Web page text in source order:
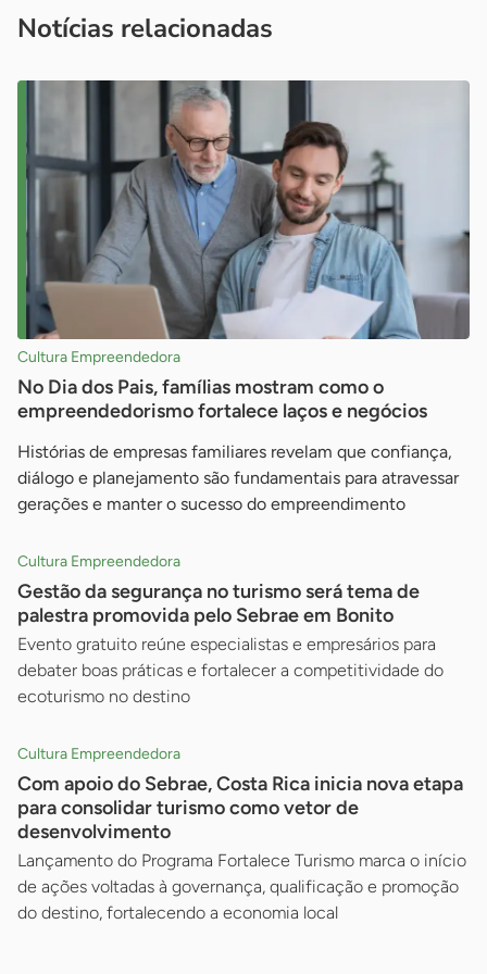
Notícias relacionadas
Cultura Empreendedora
No Dia dos Pais, famílias mostram como o
empreendedorismo fortalece laços e negócios
Histórias de empresas familiares revelam que confiança,
diálogo e planejamento são fundamentais para atravessar
gerações e manter o sucesso do empreendimento
Cultura Empreendedora
Gestão da segurança no turismo será tema de
palestra promovida pelo Sebrae em Bonito
Evento gratuito reúne especialistas e empresários para
debater boas práticas e fortalecer a competitividade do
ecoturismo no destino
Cultura Empreendedora
Com apoio do Sebrae, Costa Rica inicia nova etapa
para consolidar turismo como vetor de
desenvolvimento
Lançamento do Programa Fortalece Turismo marca o início
de ações voltadas à governança, qualificação e promoção
do destino, fortalecendo a economia local